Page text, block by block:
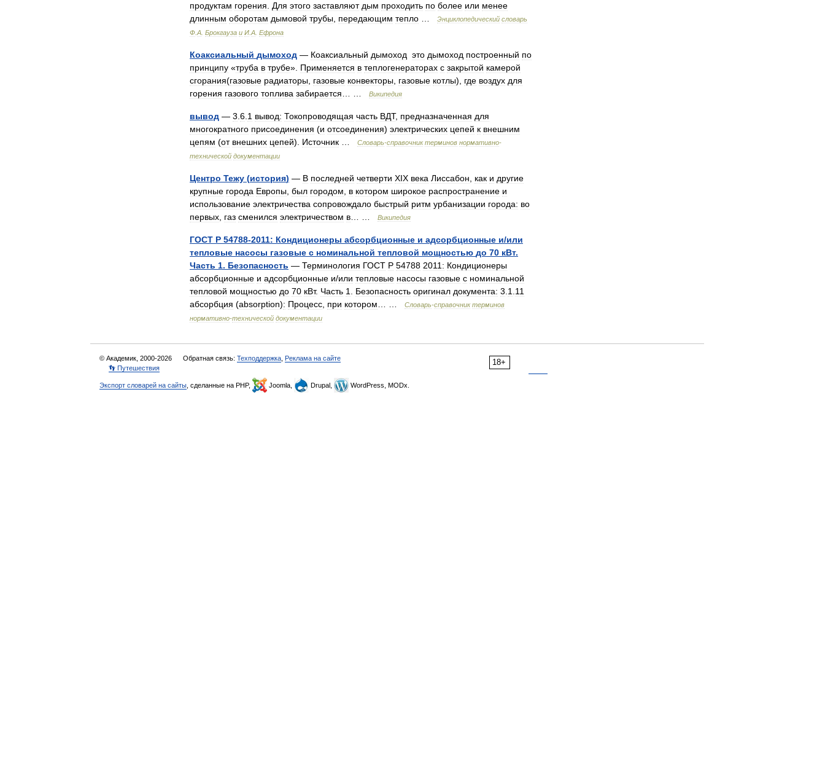
продуктам горения Для этого заставляют дым проходить по более или менее
длинным оборотам дымовой трубы передающим тепло Энциклопедический словарь
Ф А Брокгауза и И А Ефрона
Коаксиальный дымоход — Коаксиальный дымоход это дымоход построенный по
принципу «труба в трубе». Применяется в теплогенераторах с закрытой камерой
сгорания(газовые радиаторы газовые конвекторы газовые котлы), где воздух для
горения газового топлива забирается Википедия
вывод — 3 6 1 вывод: Токопроводящая часть ВДТ, предназначенная для
многократного присоединения (и отсоединения) электрических цепей к внешним
цепям (от внешних цепей). Источник Словарь-справочник терминов нормативно-
технической документации
Центро Тежу (история) — В последней четверти ХIХ века Лиссабон как и другие
крупные города Европы был городом в котором широкое распространение и
использование электричества сопровождало быстрый ритм урбанизации города: во
первых газ сменился электричеством в Википедия
ГОСТ Р 54788-2011: Кондиционеры абсорбционные и адсорбционные и/или
тепловые насосы газовые с номинальной тепловой мощностью до 70 кВт.
Часть 1. Безопасность — Терминология ГОСТ Р 54788 2011: Кондиционеры
абсорбционные и адсорбционные и/или тепловые насосы газовые с номинальной
тепловой мощностью до 70 кВт. Часть 1 Безопасность оригинал документа: 3 1 11
абсорбция (absorption): Процесс при котором Словарь-справочник терминов
нормативно-технической документации
18+
© Академик, 2000-2026 Обратная связь: Техподдержка Реклама на сайте
👣 Путешествия
Экспорт словарей на сайты , сделанные на PHP, Joomla, Drupal, WordPress, MODx.